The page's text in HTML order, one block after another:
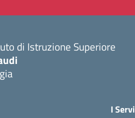
di Istruzione Superiore
I